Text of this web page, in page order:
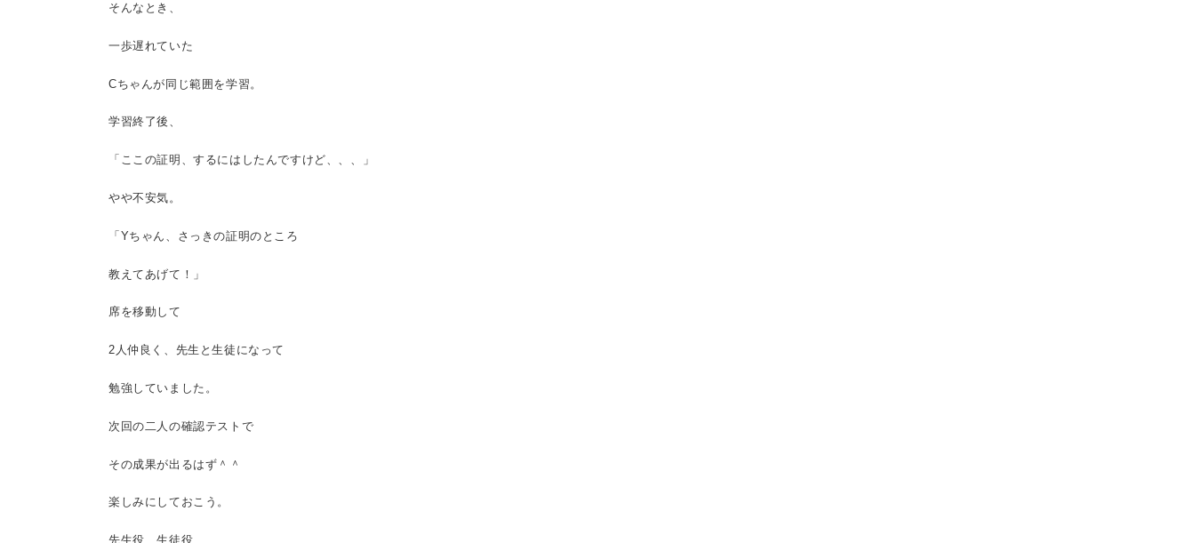
そんなとき、
一歩遅れていた
Cちゃんが同じ範囲を学習。
学習終了後、
「ここの証明、するにはしたんですけど、、、」
やや不安気。
「Yちゃん、さっきの証明のところ
教えてあげて！」
席を移動して
2人仲良く、先生と生徒になって
勉強していました。
次回の二人の確認テストで
その成果が出るはず＾＾
楽しみにしておこう。
先生役、生徒役